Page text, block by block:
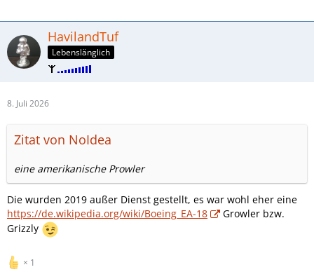
HavilandTuf
Lebenslänglich
8. Juli 2026
Zitat von NoIdea
eine amerikanische Prowler
Die wurden 2019 außer Dienst gestellt, es war wohl eher eine
https://de.wikipedia.org/wiki/Boeing_EA-18
Growler bzw.
Grizzly
1